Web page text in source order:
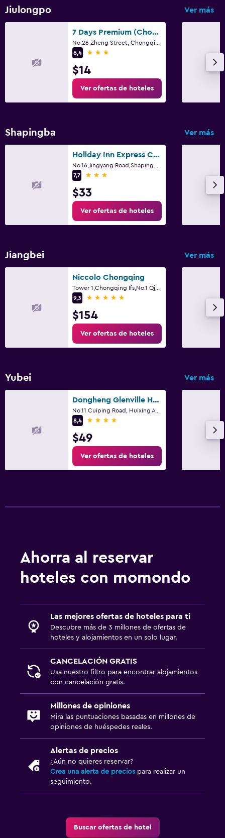
Jiulongpo Ver más
7 Days Premium (Chongqing Yangjiaping Pedestrian Street Center)
8,4
3 estrellas
$14
Ver ofertas de hoteles
Shapingba Ver más
Holiday Inn Express Chongqing University Town By IHG
7,7
3 estrellas
$33
Ver ofertas de hoteles
Jiangbei Ver más
Niccolo Chongqing
9,3
5 estrellas
$154
Ver ofertas de hoteles
Yubei Ver más
Dongheng Glenville Hotel
8,4
4 estrellas
$49
Ver ofertas de hoteles
Ahorra al reservar
hoteles con momondo
Las mejores ofertas de hoteles para ti
Descubre más de 3 millones de ofertas de
hoteles y alojamientos en un solo lugar.
CANCELACIÓN GRATIS
Usa nuestro filtro para encontrar alojamientos
con cancelación gratis.
Millones de opiniones
Mira las puntuaciones basadas en millones de
opiniones de huéspedes reales.
Alertas de precios
¿Aún no quieres reservar?
Crea una alerta de precios para realizar un
seguimiento.
Buscar ofertas de hotel